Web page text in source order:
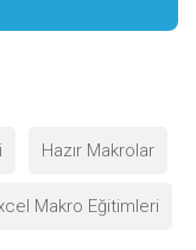
Hazır Makrolar
Makro Eğitimleri